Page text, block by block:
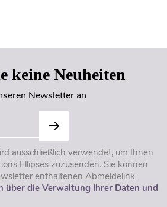
keine Neuheiten
Newsletter an
ausschließlich verwendet, um Ihnen
Ellipses zuzusenden. Sie können
enthaltenen Abmeldelink
über die Verwaltung Ihrer Daten und